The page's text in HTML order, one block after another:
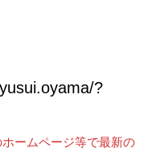
?
ームページ等で最新の